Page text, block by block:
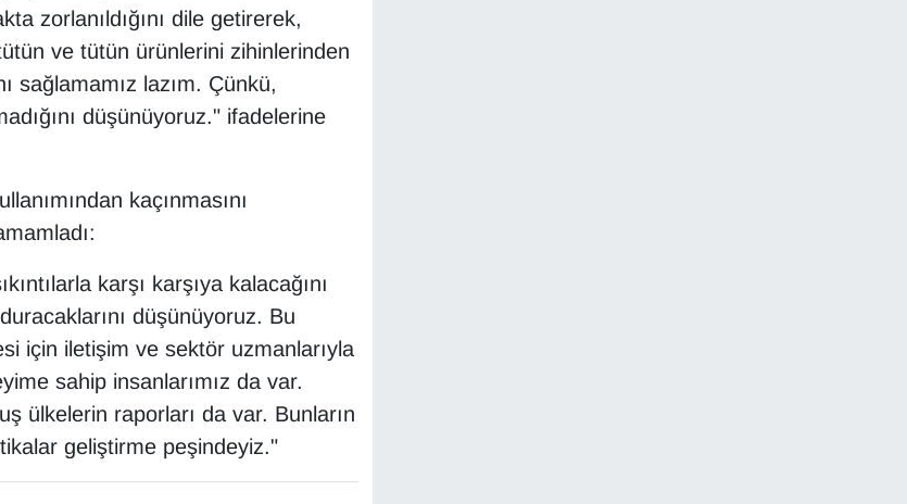
zorlanıldığını dile getirerek,
ve tütün ürünlerini zihinlerinden
sağlamamız lazım. Çünkü,
düşünüyoruz." ifadelerine
kaçınmasını
karşı karşıya kalacağını
düşünüyoruz. Bu
için iletişim ve sektör uzmanlarıyla
sahip insanlarımız da var.
ülkelerin raporları da var. Bunların
geliştirme peşindeyiz."